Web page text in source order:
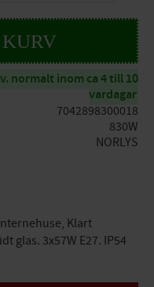
normalt inom ca 4 till 10
vardagar
7042898300018
830W
NORLYS
Klart
glas. 3x57W E27. IP54